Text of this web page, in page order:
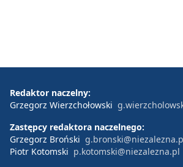
Redaktor naczelny:
Grzegorz Wierzchołowski
Zastępcy redaktora naczelnego:
Grzegorz Broński
Piotr Kotomski p.kotomski@niezalezna.pl